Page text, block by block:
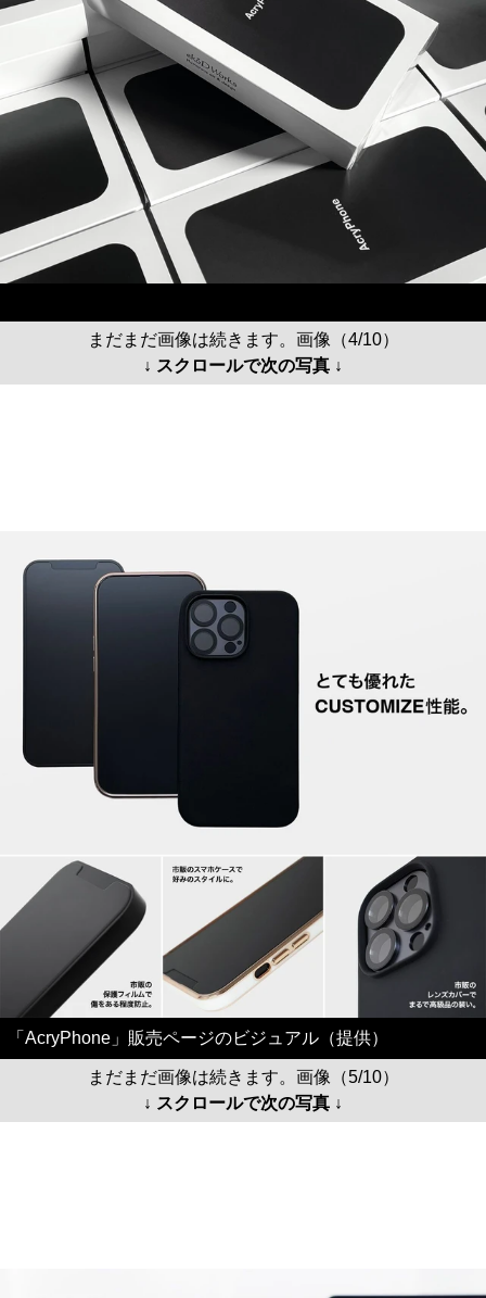
まだまだ画像は続きます。画像（4/10）
↓ スクロールで次の写真 ↓
「AcryPhone」販売ページのビジュアル（提供）
まだまだ画像は続きます。画像（5/10）
↓ スクロールで次の写真 ↓